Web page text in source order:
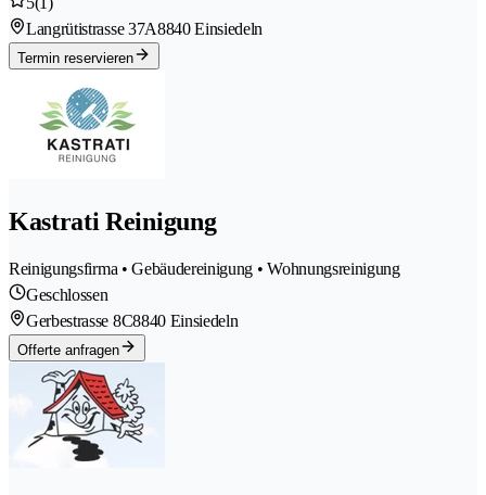
Langrütistrasse 37A8840 Einsiedeln
Termin reservieren
Kastrati Reinigung
Reinigungsfirma • Gebäudereinigung • Wohnungsreinigung
Geschlossen
Gerbestrasse 8C8840 Einsiedeln
Offerte anfragen